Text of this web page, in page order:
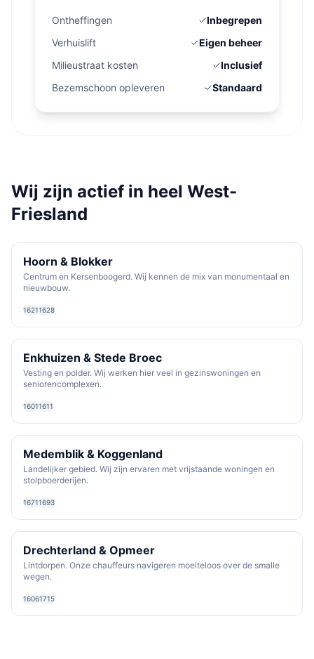
Ontheffingen
Inbegrepen
Verhuislift
Eigen beheer
Milieustraat kosten
Inclusief
Bezemschoon opleveren
Standaard
Wij zijn actief in heel West-
Friesland
Hoorn & Blokker
Centrum en Kersenboogerd. Wij kennen de mix van monumentaal en
nieuwbouw.
16211628
Enkhuizen & Stede Broec
Vesting en polder. Wij werken hier veel in gezinswoningen en
seniorencomplexen.
16011611
Medemblik & Koggenland
Landelijker gebied. Wij zijn ervaren met vrijstaande woningen en
stolpboerderijen.
16711693
Drechterland & Opmeer
Lintdorpen. Onze chauffeurs navigeren moeiteloos over de smalle
wegen.
16061715